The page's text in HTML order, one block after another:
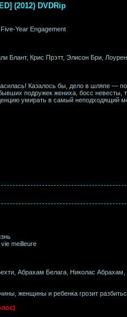
(2012) DVDRip
Year Engagement
Блант, Крис Прэтт, Элисон Бри,
Казалось бы, дело в шляпе —
подружек жениха, босс
умирать в самый неподходящий
meilleure
Абрахам Белага, Николас
женщины и ребенка грозит